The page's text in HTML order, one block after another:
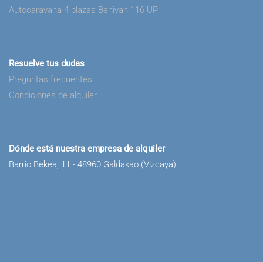
Autocaravana 4 plazas Benivan 116 UP
Resuelve tus dudas
Preguntas frecuentes
Condiciones de alquiler
Dónde está nuestra empresa de alquiler
Barrio Bekea, 11 - 48960 Galdakao (Vizcaya)